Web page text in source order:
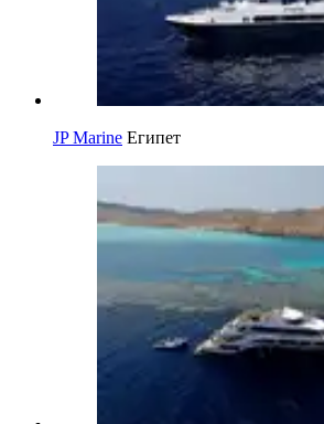
JP Marine Египет